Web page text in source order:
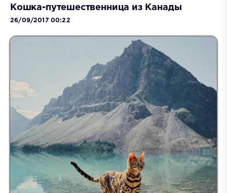
Кошка-путешественница из Канады
26/09/2017 00:22